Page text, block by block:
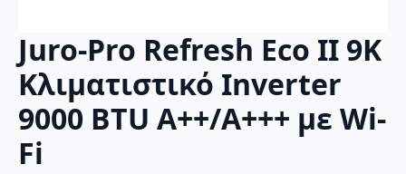
Juro-Pro Refresh Eco II 9K
Κλιματιστικό Inverter
9000 BTU A++/A+++ με Wi-
Fi